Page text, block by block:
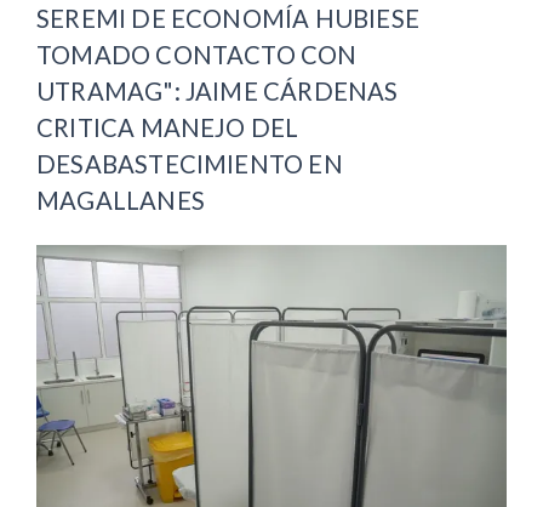
SEREMI DE ECONOMÍA HUBIESE
TOMADO CONTACTO CON
UTRAMAG": JAIME CÁRDENAS
CRITICA MANEJO DEL
DESABASTECIMIENTO EN
MAGALLANES